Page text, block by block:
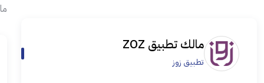
مالك تطبيق ZOZ
تطبيق زوز